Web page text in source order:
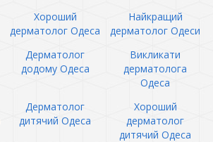
Хороший
дерматолог Одеса
Найкращий
дерматолог Одеси
Дерматолог
додому Одеса
Викликати
дерматолога
Одеса
Дерматолог
дитячий Одеса
Хороший
дерматолог
дитячий Одеса